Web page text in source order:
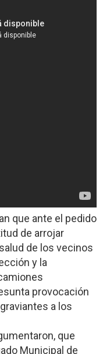
que ante el pedido
de arrojar
de los vecinos
y la
provocación
a los
que
Municipal de